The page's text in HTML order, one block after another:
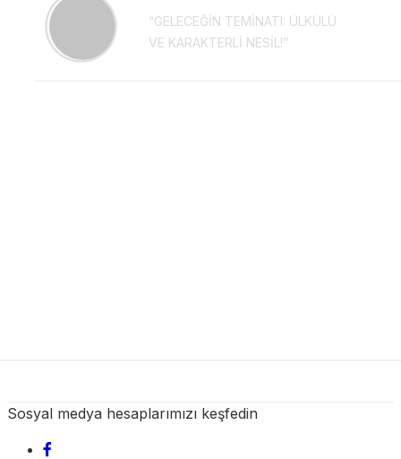
“GELECEĞİN TEMİNATI: ÜLKÜLÜ
VE KARAKTERLİ NESİL!”
Sosyal medya hesaplarımızı keşfedin